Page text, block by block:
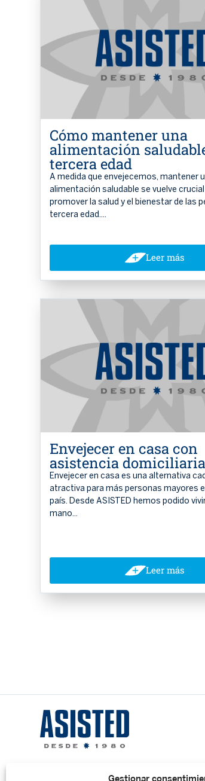
Gestionar
Cómo mantener una
alimentación
tercera edad
A medida que envejecemos, mantener
alimentación saludable se vuelve
promover la salud y el bienestar de las
tercera edad....
Leer más
Envejecer en casa con
asistencia domiciliaria
Envejecer en casa es una alternativa
atractiva para más personas mayores
país. Desde ASISTED hemos podido
mano...
Leer más